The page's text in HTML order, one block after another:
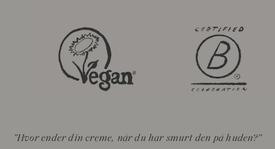
Læs mere
”Hvor ender din creme, når du har smurt den på huden?”